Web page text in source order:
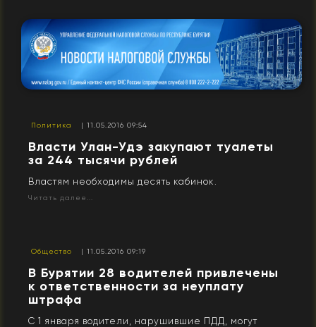
Политика | 11.05.2016 09:54
Власти Улан-Удэ закупают туалеты
за 244 тысячи рублей
Властям необходимы десять кабинок.
Читать далее...
Общество | 11.05.2016 09:19
В Бурятии 28 водителей привлечены
к ответственности за неуплату
штрафа
С 1 января водители, нарушившие ПДД, могут